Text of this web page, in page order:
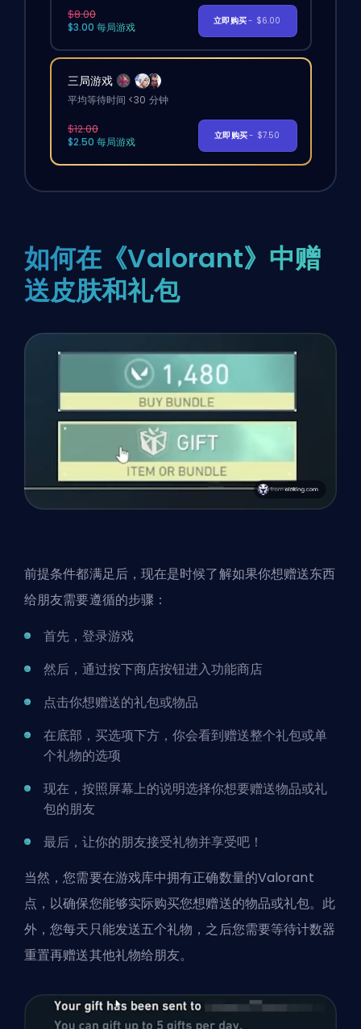
$8.00
$3.00 每局游戏
立即购买- $6.00
三局游戏
平均等待时间 <30 分钟
$12.00
$2.50 每局游戏
立即购买- $7.50
如何在《Valorant》中赠
送皮肤和礼包
前提条件都满足后，现在是时候了解如果你想赠送东西
给朋友需要遵循的步骤：
首先，登录游戏
然后，通过按下商店按钮进入功能商店
点击你想赠送的礼包或物品
在底部，买选项下方，你会看到赠送整个礼包或单
个礼物的选项
现在，按照屏幕上的说明选择你想要赠送物品或礼
包的朋友
最后，让你的朋友接受礼物并享受吧！
当然，您需要在游戏库中拥有正确数量的Valorant
点 ，以确保您能够实际购买您想赠送的物品或礼包。此
外，您每天只能发送五个礼物，之后您需要等待计数器
重置再赠送其他礼物给朋友。